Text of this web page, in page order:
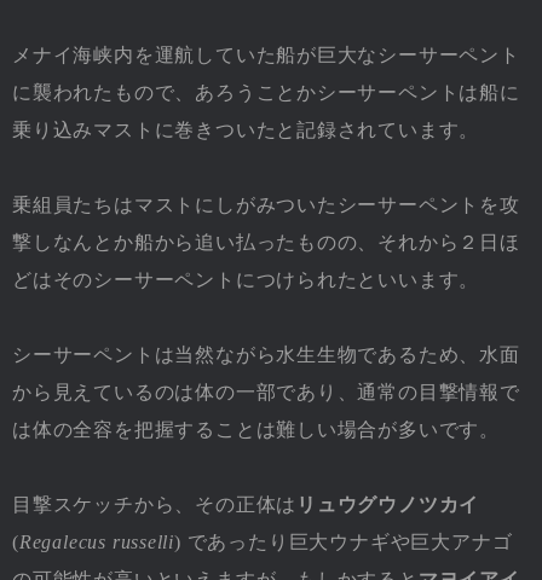
メナイ海峡内を運航していた船が巨大なシーサーペント
に襲われたもので、あろうことかシーサーペントは船に
乗り込みマストに巻きついたと記録されています。
乗組員たちはマストにしがみついたシーサーペントを攻
撃しなんとか船から追い払ったものの、それから２日ほ
どはそのシーサーペントにつけられたといいます。
シーサーペントは当然ながら水生生物であるため、水面
から見えているのは体の一部であり、通常の目撃情報で
は体の全容を把握することは難しい場合が多いです。
目撃スケッチから、その正体は リュウグウノツカイ
(Regalecus russelli) であったり巨大ウナギや巨大アナゴ